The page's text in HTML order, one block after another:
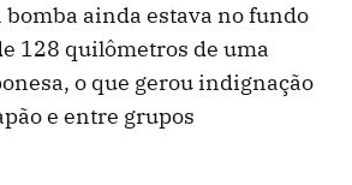
ainda estava no fundo
128 quilômetros de uma
o que gerou indignação
e entre grupos